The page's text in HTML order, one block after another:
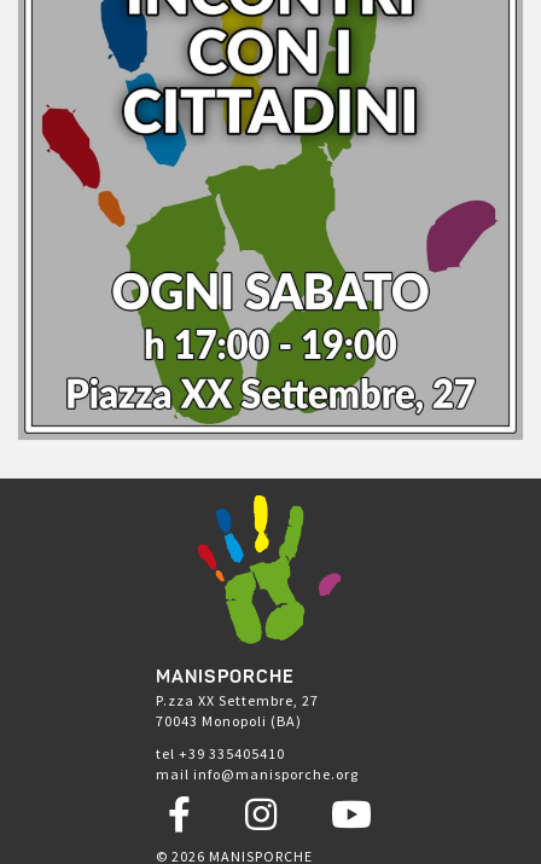
MANISPORCHE
P.zza XX Settembre, 27
70043 Monopoli (BA)
tel +39 335405410
mail info@manisporche.org
© 2026 MANISPORCHE